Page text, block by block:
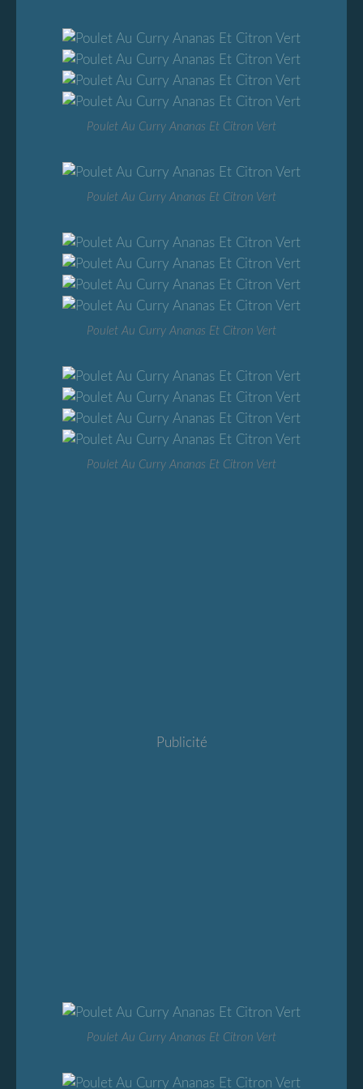
Poulet Au Curry Ananas Et Citron Vert
Poulet Au Curry Ananas Et Citron Vert
Poulet Au Curry Ananas Et Citron Vert
Poulet Au Curry Ananas Et Citron Vert
Publicité
Poulet Au Curry Ananas Et Citron Vert